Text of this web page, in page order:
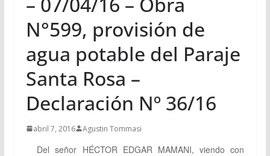
N°599, provisión de
agua potable del Paraje
Santa Rosa –
Declaración Nº 36/16
abril 7, 2016 Agustin Tommasi
Del señor HÉCTOR EDGAR MAMANI, viendo con